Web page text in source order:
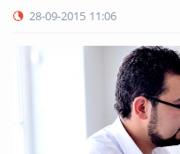
28-09-2015 11:06